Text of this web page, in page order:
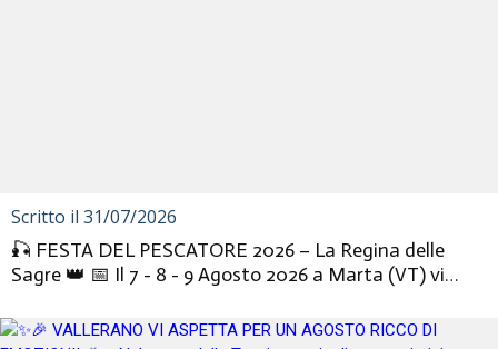
Scritto il 31/07/2026
🎣 FESTA DEL PESCATORE 2026 – La Regina delle
Sagre 👑 📅 Il 7 - 8 - 9 Agosto 2026 a Marta (VT) vi